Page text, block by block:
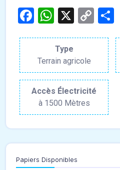
Facebook
WhatsApp
X
Copy
Type
Terrain agricole
Accès Électricité
à 1500 Mètres
Papiers Disponibles